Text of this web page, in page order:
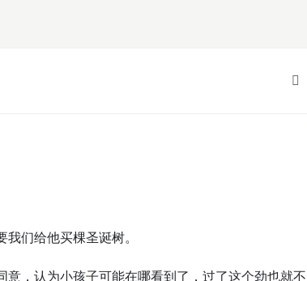
们给他买棵圣诞树。
，认为小孩子可能在哪看到了，过了这个劲也就不